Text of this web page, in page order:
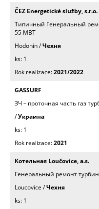
ČEZ Energetické služby, s.r.o.
Типичный Генеральный
55 МВТ
Hodonín /Чехня
1
2021/2022
GASSURF
ЗЧ – проточная часть газ
/Украина
1
2021
Котельная Loučovice, a.s.
Генеральный ремонт
Loucovice /Чехня
1